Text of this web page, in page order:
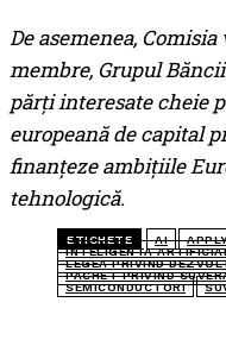
De asemenea,
membre, Grupul
părți interesate cheie
europeană de capital
finanțeze ambițiile
tehnologică.
ETICHETE AI
INTELIGENTA
LEGEA PRIVIND
PACHET PRIVIND
SEMICONDUCTORI